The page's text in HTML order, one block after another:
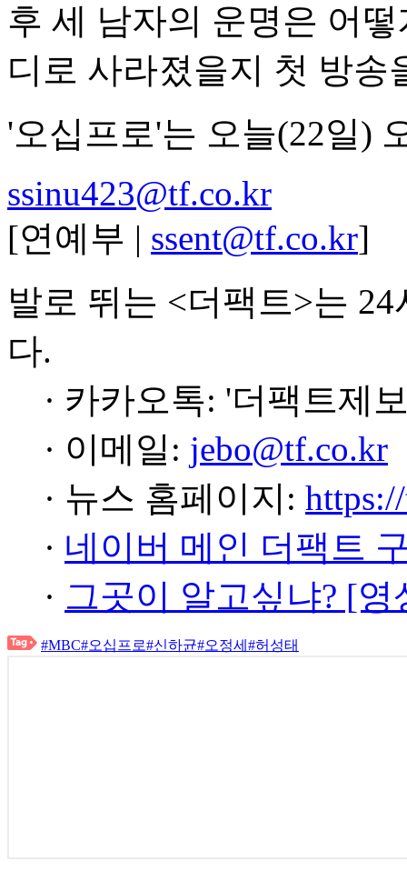
후 세 남자의 운명은 어
디로 사라졌을지 첫 방
'오십프로'는 오늘(22일)
ssinu423@tf.co.kr
[연예부 | ssent@tf.co.kr]
발로 뛰는 <더팩트>는
다.
· 카카오톡: '더팩트제
· 이메일: jebo@tf.co.kr
· 뉴스 홈페이지:
· 네이버 메인 더팩트
· 그곳이 알고싶냐? [
#MBC#오십프로#신하균#오정세 #허성태